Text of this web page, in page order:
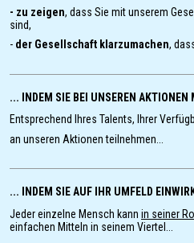
- zu zeigen, dass Sie mit unserem
sind,
- der Gesellschaft klarzumachen,
... INDEM SIE BEI UNSEREN AKTIONEN
Entsprechend Ihres Talents, Ihrer
an unseren Aktionen teilnehmen...
... INDEM SIE AUF IHR UMFELD
Jeder einzelne Mensch kann in seiner
einfachen Mitteln in seinem Viertel...